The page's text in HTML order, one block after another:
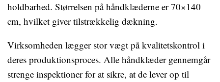
holdbarhed. Størrelsen på håndklæderne er 70×140
cm, hvilket giver tilstrækkelig dækning.
Virksomheden lægger stor vægt på kvalitetskontrol i
deres produktionsproces. Alle håndklæder gennemgår
strenge inspektioner for at sikre, at de lever op til